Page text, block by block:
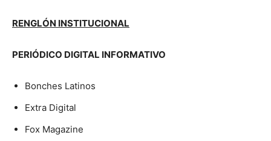
RENGLÓN INSTITUCIONAL
PERIÓDICO DIGITAL INFORMATIVO
Bonches Latinos
Extra Digital
Fox Magazine